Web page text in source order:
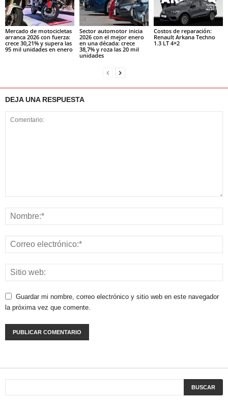
Mercado de motocicletas
arranca 2026 con fuerza:
crece 30,21% y supera las
95 mil unidades en enero
Sector automotor inicia
2026 con el mejor enero
en una década: crece
38,7% y roza las 20 mil
unidades
Costos de reparación:
Renault Arkana Techno
1.3 LT 4×2
DEJA UNA RESPUESTA
Guardar mi nombre, correo electrónico y sitio web en este navegador
la próxima vez que comente.